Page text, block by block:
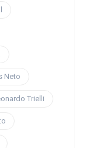
Neto
Trielli